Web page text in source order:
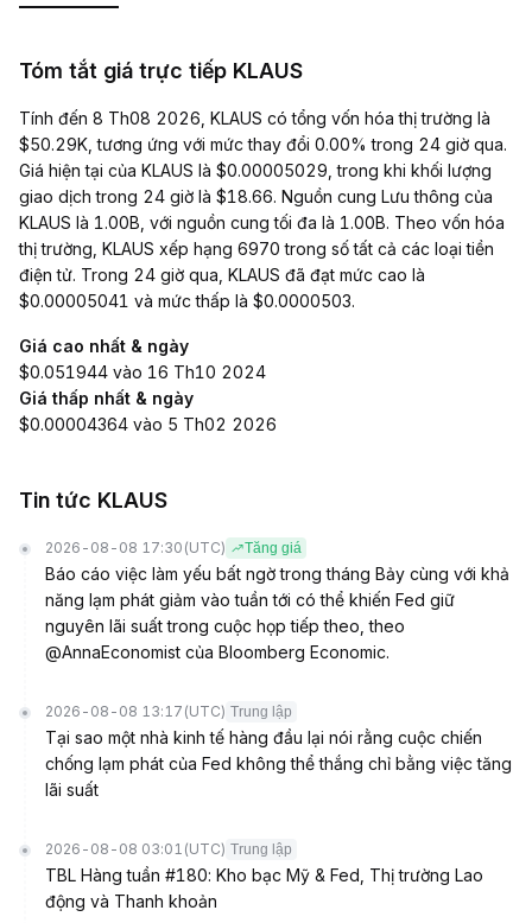
Tóm tắt giá trực tiếp KLAUS
Tính đến 8 Th08 2026, KLAUS có tổng vốn hóa thị trường là
$50.29K, tương ứng với mức thay đổi 0.00% trong 24 giờ qua.
Giá hiện tại của KLAUS là $0.00005029, trong khi khối lượng
giao dịch trong 24 giờ là $18.66. Nguồn cung Lưu thông của
KLAUS là 1.00B, với nguồn cung tối đa là 1.00B. Theo vốn hóa
thị trường, KLAUS xếp hạng 6970 trong số tất cả các loại tiền
điện tử. Trong 24 giờ qua, KLAUS đã đạt mức cao là
$0.00005041 và mức thấp là $0.0000503.
Giá cao nhất & ngày
$0.051944 vào 16 Th10 2024
Giá thấp nhất & ngày
$0.00004364 vào 5 Th02 2026
Tin tức KLAUS
2026-08-08 17:30 (UTC) Tăng giá
Báo cáo việc làm yếu bất ngờ trong tháng Bảy cùng với khả
năng lạm phát giảm vào tuần tới có thể khiến Fed giữ
nguyên lãi suất trong cuộc họp tiếp theo, theo
@AnnaEconomist của Bloomberg Economic.
2026-08-08 13:17 (UTC) Trung lập
Tại sao một nhà kinh tế hàng đầu lại nói rằng cuộc chiến
chống lạm phát của Fed không thể thắng chỉ bằng việc tăng
lãi suất
2026-08-08 03:01 (UTC) Trung lập
TBL Hàng tuần #180: Kho bạc Mỹ & Fed, Thị trường Lao
động và Thanh khoản